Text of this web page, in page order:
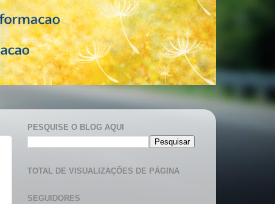
PESQUISE O BLOG AQUI
TOTAL DE VISUALIZAÇÕES DE PÁGINA
SEGUIDORES